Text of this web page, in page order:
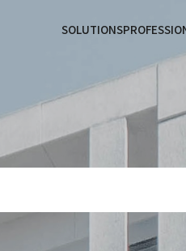
SOLUTIONS